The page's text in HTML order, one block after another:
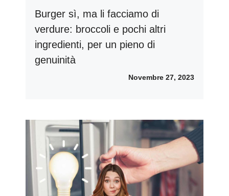
Burger sì, ma li facciamo di
verdure: broccoli e pochi altri
ingredienti, per un pieno di
genuinità
Novembre 27, 2023